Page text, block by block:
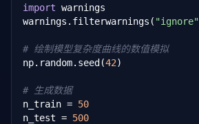
import warnings
warnings.filterwarnings( "ignore"
# 绘制模型复杂度曲线的数值模拟
np.random.seed(42)
# 生成数据
n_train = 50
n_test = 500